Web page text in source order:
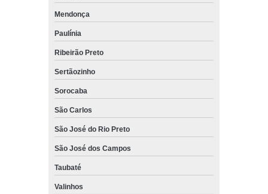
Mendonça
Paulínia
Ribeirão Preto
Sertãozinho
Sorocaba
São Carlos
São José do Rio Preto
São José dos Campos
Taubaté
Valinhos